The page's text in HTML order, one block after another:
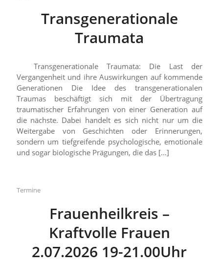
Transgenerationale
Traumata
Transgenerationale Traumata: Die Last der
Vergangenheit und ihre Auswirkungen auf kommende
Generationen Die Idee des transgenerationalen
Traumas beschäftigt sich mit der Übertragung
traumatischer Erfahrungen von einer Generation auf
die nächste. Dabei handelt es sich nicht nur um die
Weitergabe von Geschichten oder Erinnerungen,
sondern um tiefgreifende psychologische, emotionale
und sogar biologische Prägungen, die das […]
Termine
Frauenheilkreis –
Kraftvolle Frauen
2.07.2026 19-21.00Uhr